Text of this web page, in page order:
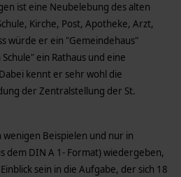
ist eine Neubelebung des alten
Kirche, Post, Apotheke, Arzt,
würde er ein "Gemeindehaus"
ein Rathaus und eine
kennt er sehr wohl die
der Zentralstellung der St.
wenigen Beispielen und nur in
dem DIN A 1- Format) wiedergeben,
sein in die Aufgabe, der sich 18